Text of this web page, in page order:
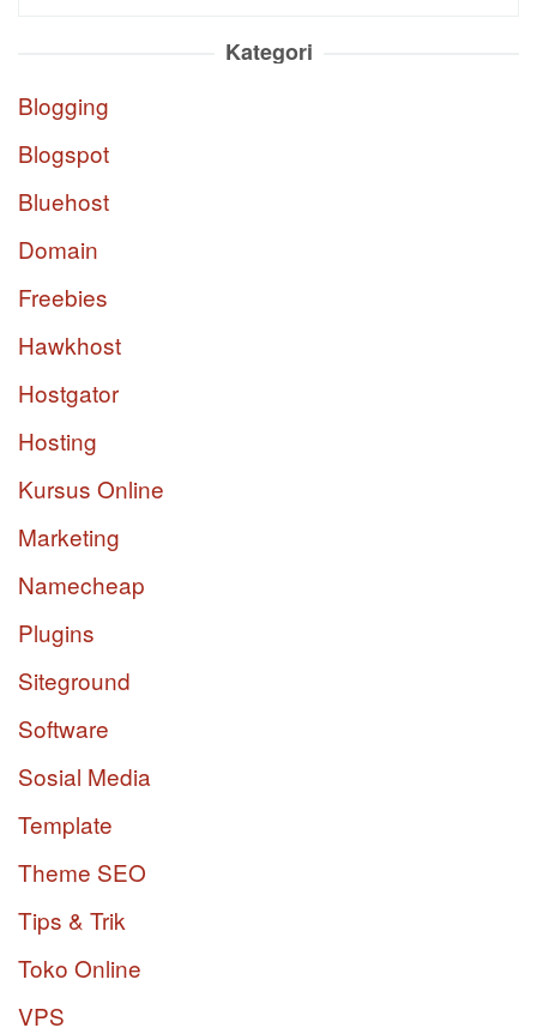
Kategori
Blogging
Blogspot
Bluehost
Domain
Freebies
Hawkhost
Hostgator
Hosting
Kursus Online
Marketing
Namecheap
Plugins
Siteground
Software
Sosial Media
Template
Theme SEO
Tips & Trik
Toko Online
VPS